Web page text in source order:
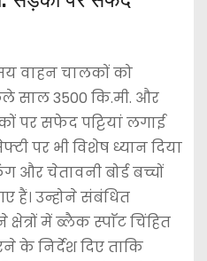
वाहन चालकों को
साल 3500 कि.मी. और
पर सफेद पट्टियां लगाई
पर भी विशेष ध्यान दिया
और चेतावनी बोर्ड बच्चों
हैं। उन्होने संबंधित
में ब्लैक स्पाॅट चिंहित
निर्देश दिए ताकि